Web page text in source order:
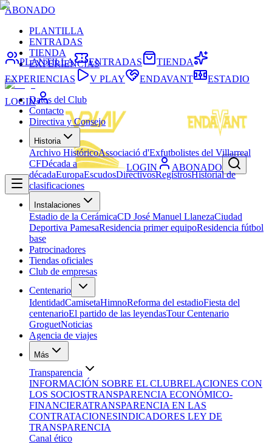
ABONADO
PLANTILLA
ENTRADAS
TIENDA
EXPERIENCIAS
LOGIN
LOGIN ABONADO
PLANTILLA ENTRADAS
TIENDA
EXPERIENCIAS
V PLAY ENDAVANT
ESTADIO
Datos del Club
Contacto
Directiva y Consejo
Historia
Archivo HistóricoAssociació d'Exfutbolistes del Villarreal
CFDécada a
décadaEuropaEscudosDirectivosRegistrosHistorial de
clasificaciones
Instalaciones
Estadio de la CerámicaCD José Manuel LlanezaCiudad
Deportiva PamesaResidencia primer equipoResidencia fútbol
base
Patrocinadores
Tiendas oficiales
Club de empresas
Centenario
IdentidadCamisetaHimnoReforma del estadioFiesta del
centenarioEl partido de las leyendasTour Centenario
GroguetNoticias
Agencia de viajes
Más
Transparencia
INFORMACIÓN SOBRE EL CLUBRELACIONES CON
LOS SOCIOSTRANSPARENCIA ECONÓMICO-
FINANCIERATRANSPARENCIA EN LAS
CONTRATACIONESINDICADORES LEY DE
TRANSPARENCIA
Canal ético